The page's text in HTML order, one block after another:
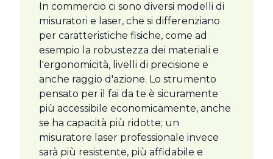
In commercio ci sono diversi modelli di
misuratori e laser, che si differenziano
per caratteristiche fisiche, come ad
esempio la robustezza dei materiali e
l'ergonomicità, livelli di precisione e
anche raggio d'azione. Lo strumento
pensato per il fai da te è sicuramente
più accessibile economicamente, anche
se ha capacità più ridotte; un
misuratore laser professionale invece
sarà più resistente, più affidabile e